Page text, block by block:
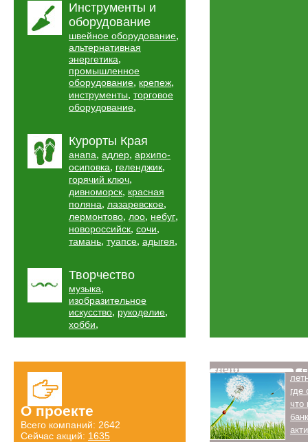
Инструменты и
оборудование
швейное оборудование,
альтернативная
энергетика,
промышленное
оборудование, крепеж,
инструменты, торговое
оборудование,
Курорты Края
анапа, адлер, архипо-
осиповка, геленджик,
горячий ключ,
дивноморск, красная
поляна, лазаревское,
лермонтово, лоо, небуг,
новороссийск, сочи,
тамань, туапсе, адыгея,
Творчество
музыка,
изобразительное
искусство, рукоделие,
хобби,
О проекте
Всего компаний: 2642
Сейчас акций: 1635
Лето
где
что